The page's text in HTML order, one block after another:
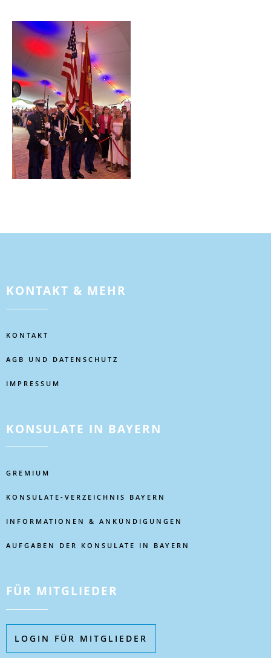
KONTAKT & MEHR
KONTAKT
AGB UND DATENSCHUTZ
IMPRESSUM
KONSULATE IN BAYERN
GREMIUM
KONSULATE-VERZEICHNIS BAYERN
INFORMATIONEN & ANKÜNDIGUNGEN
AUFGABEN DER KONSULATE IN BAYERN
FÜR MITGLIEDER
LOGIN FÜR MITGLIEDER